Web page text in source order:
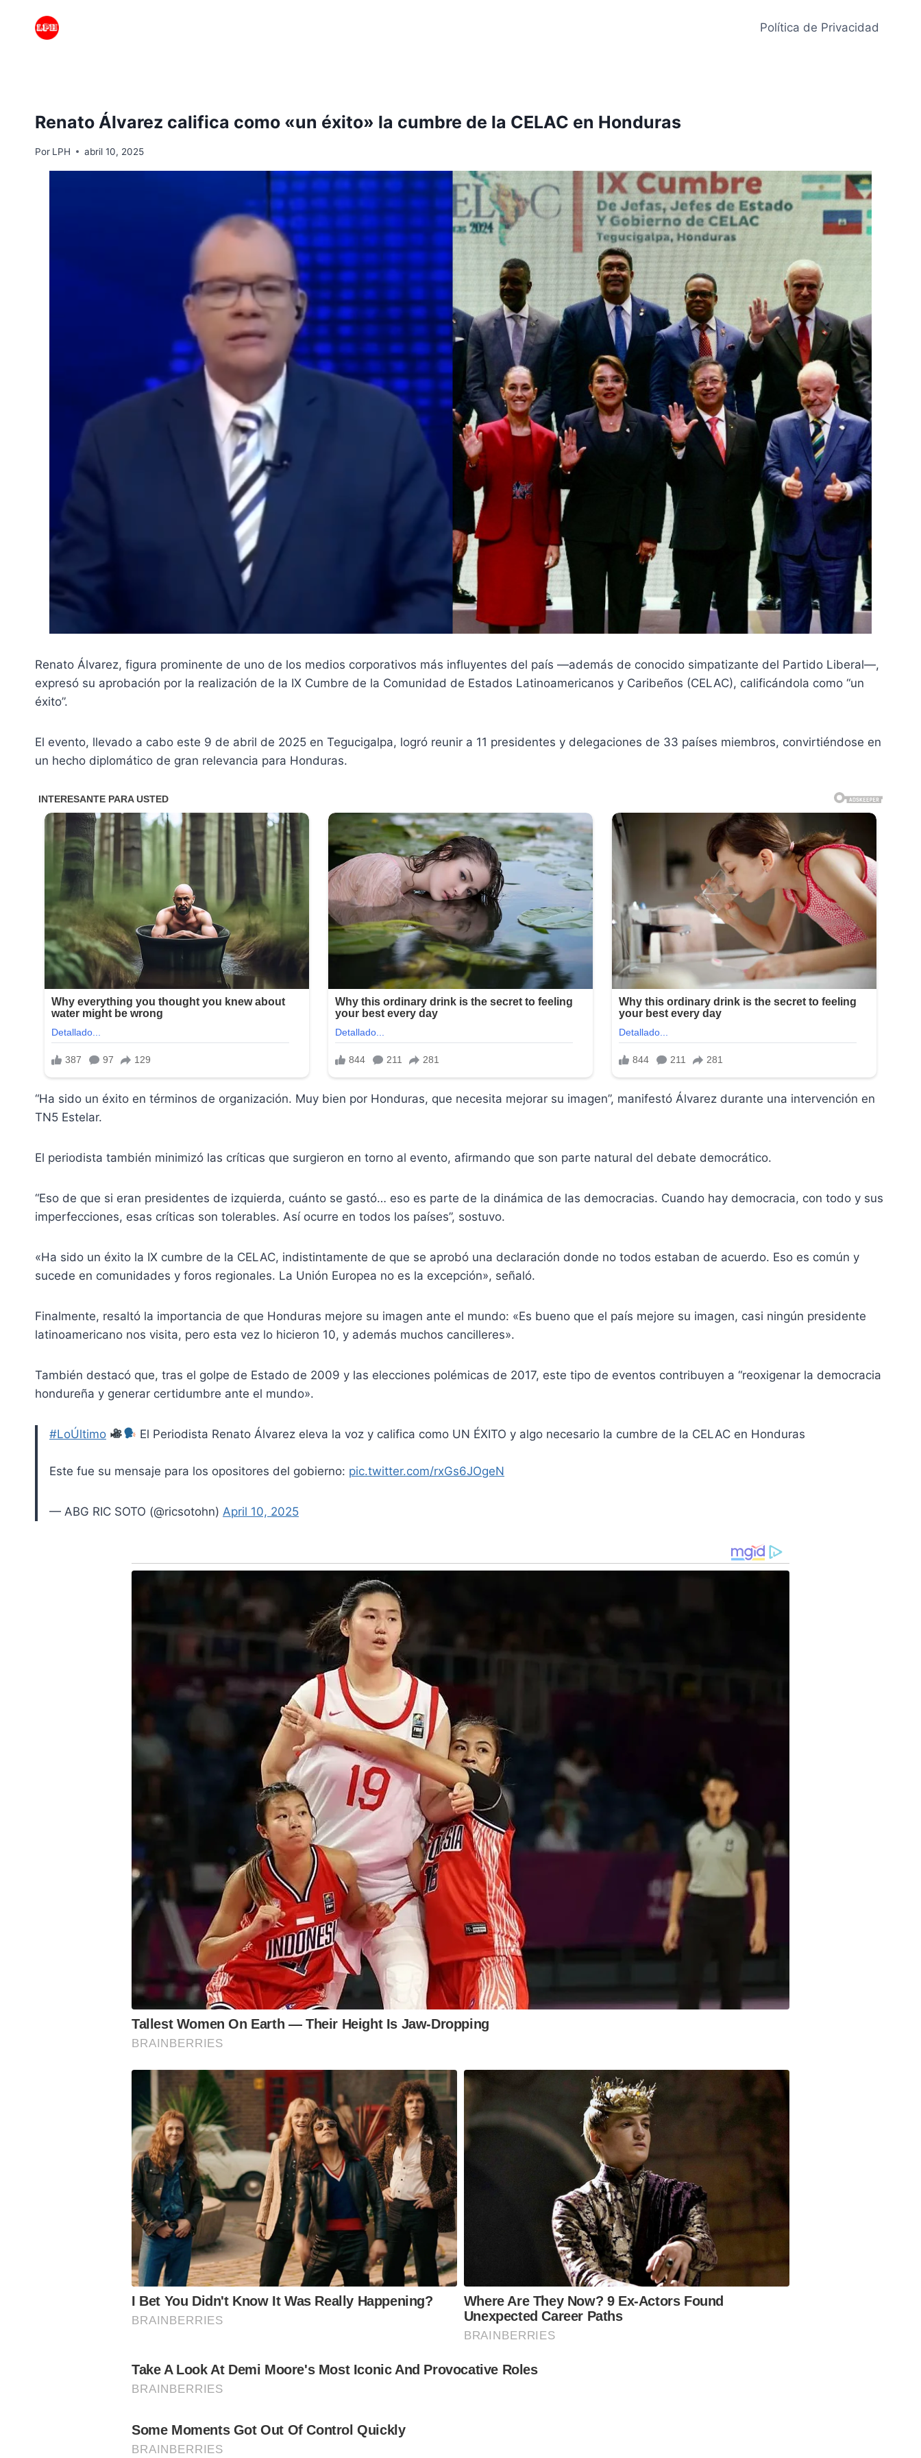
Política de Privacidad
Renato Álvarez califica como «un éxito» la cumbre de la CELAC en Honduras
Por LPH abril 10, 2025
Renato Álvarez, figura prominente de uno de los medios corporativos más influyentes del país —además de conocido simpatizante del Partido Liberal—,
expresó su aprobación por la realización de la IX Cumbre de la Comunidad de Estados Latinoamericanos y Caribeños (CELAC), calificándola como “un
éxito”.
El evento, llevado a cabo este 9 de abril de 2025 en Tegucigalpa, logró reunir a 11 presidentes y delegaciones de 33 países miembros, convirtiéndose en
un hecho diplomático de gran relevancia para Honduras.
“Ha sido un éxito en términos de organización. Muy bien por Honduras, que necesita mejorar su imagen”, manifestó Álvarez durante una intervención en
TN5 Estelar.
El periodista también minimizó las críticas que surgieron en torno al evento, afirmando que son parte natural del debate democrático.
“Eso de que si eran presidentes de izquierda, cuánto se gastó… eso es parte de la dinámica de las democracias. Cuando hay democracia, con todo y sus
imperfecciones, esas críticas son tolerables. Así ocurre en todos los países”, sostuvo.
«Ha sido un éxito la IX cumbre de la CELAC, indistintamente de que se aprobó una declaración donde no todos estaban de acuerdo. Eso es común y
sucede en comunidades y foros regionales. La Unión Europea no es la excepción», señaló.
Finalmente, resaltó la importancia de que Honduras mejore su imagen ante el mundo: «Es bueno que el país mejore su imagen, casi ningún presidente
latinoamericano nos visita, pero esta vez lo hicieron 10, y además muchos cancilleres».
También destacó que, tras el golpe de Estado de 2009 y las elecciones polémicas de 2017, este tipo de eventos contribuyen a “reoxigenar la democracia
hondureña y generar certidumbre ante el mundo».
#LoÚltimo El Periodista Renato Álvarez eleva la voz y califica como UN ÉXITO y algo necesario la cumbre de la CELAC en Honduras
Este fue su mensaje para los opositores del gobierno: pic.twitter.com/rxGs6JOgeN
— ABG RIC SOTO (@ricsotohn) April 10, 2025